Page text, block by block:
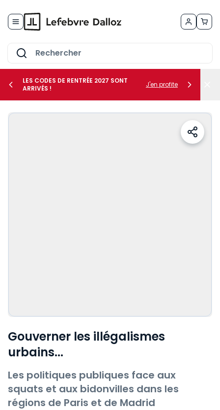
le sous-menu Vos métiers
LES CODES DE RENTRÉE 2027 SONT
ARRIVÉS !
J'en profite
Gouverner les illégalismes
urbains...
Les politiques publiques face aux
squats et aux bidonvilles dans les
régions de Paris et de Madrid